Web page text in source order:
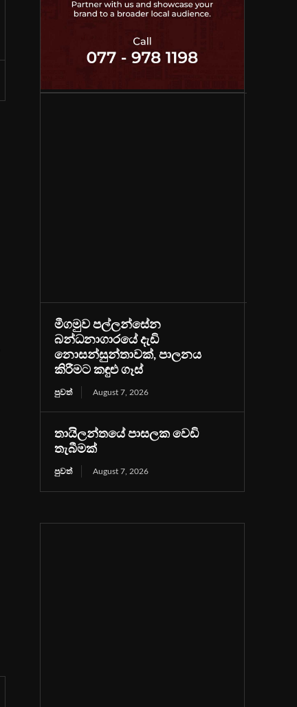
මීගමුව පල්ලන්සේන
බන්ධනාගාරයේ දැඩි
නොසන්සුන්තාවක්, පාලනය
කිරීමට කඳුළු ගෑස්
පුවත් August 7, 2026
තායිලන්තයේ පාසලක වෙඩි
තැබීමක්
පුවත් August 7, 2026